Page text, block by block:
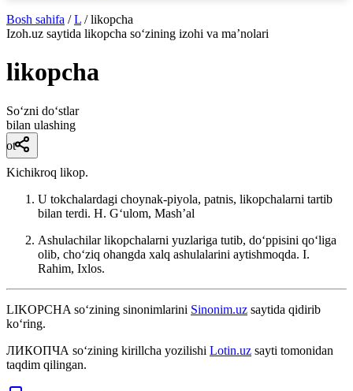
Bosh sahifa / L / likopcha
Izoh.uz saytida likopcha so‘zining izohi va ma’nolari
likopcha
So‘zni do‘stlar
bilan ulashing
ot
Kichikroq likop.
U tokchalardagi choynak-piyola, patnis, likopchalarni tartib
bilan terdi. H. Gʻulom, Mashʼal
Ashulachilar likopchalarni yuzlariga tutib, doʻppisini qoʻliga
olib, choʻziq ohangda xalq ashulalarini aytishmoqda. I.
Rahim, Ixlos.
LIKOPCHA so‘zining sinonimlarini Sinonim.uz saytida qidirib
ko‘ring.
ЛИКОПЧА so‘zining kirillcha yozilishi Lotin.uz sayti tomonidan
taqdim qilingan.